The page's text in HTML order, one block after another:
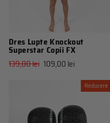
Dres Lupte Knockout
Superstar Copii FX
Pret
139,00 lei Pret
109,00 lei
Reducere